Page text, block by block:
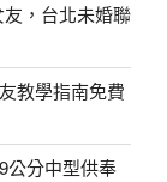
，台北未婚聯
教學指南免費
公分中型供奉